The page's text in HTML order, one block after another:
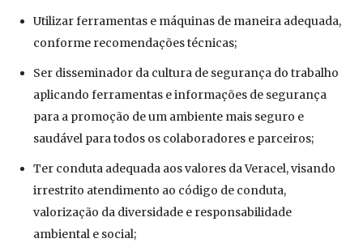
Utilizar ferramentas e máquinas de maneira adequada,
conforme recomendações técnicas;
Ser disseminador da cultura de segurança do trabalho
aplicando ferramentas e informações de segurança
para a promoção de um ambiente mais seguro e
saudável para todos os colaboradores e parceiros;
Ter conduta adequada aos valores da Veracel, visando
irrestrito atendimento ao código de conduta,
valorização da diversidade e responsabilidade
ambiental e social;